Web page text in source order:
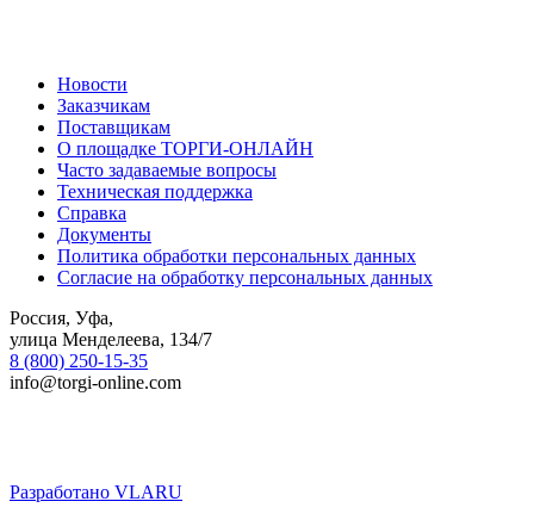
Новости
Заказчикам
Поставщикам
О площадке ТОРГИ-ОНЛАЙН
Часто задаваемые вопросы
Техническая поддержка
Справка
Документы
Политика обработки персональных данных
Согласие на обработку персональных данных
Россия, Уфа,
улица Менделеева, 134/7
8 (800) 250-15-35
info@torgi-online.com
Разработано VLARU